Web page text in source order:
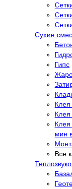
Сухие
Гипс
Клея
Клея
Клея
мин
Все